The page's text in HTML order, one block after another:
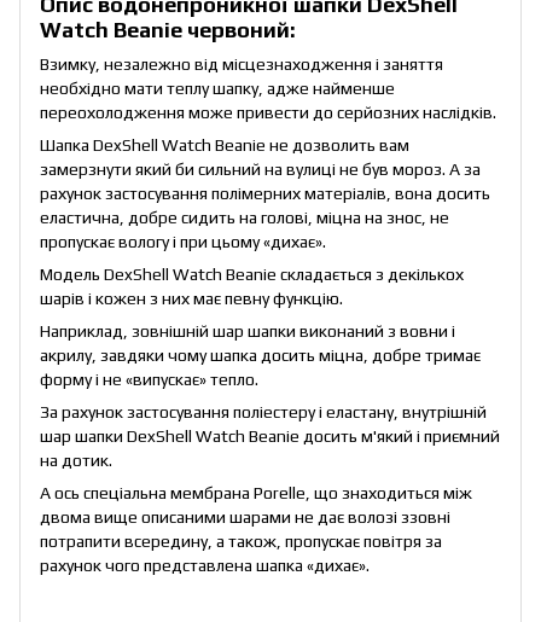
Watch Beanie червоний:
Взимку, незалежно від місцезнаходження і заняття
необхідно мати теплу шапку, адже найменше
переохолодження може привести до серйозних наслідків.
Шапка DexShell Watch Beanie не дозволить вам
замерзнути який би сильний на вулиці не був мороз. А за
рахунок застосування полімерних матеріалів, вона досить
еластична, добре сидить на голові, міцна на знос, не
пропускає вологу і при цьому «дихає».
Модель DexShell Watch Beanie складається з декількох
шарів і кожен з них має певну функцію.
Наприклад, зовнішній шар шапки виконаний з вовни і
акрилу, завдяки чому шапка досить міцна, добре тримає
форму і не «випускає» тепло.
За рахунок застосування поліестеру і еластану, внутрішній
шар шапки DexShell Watch Beanie досить м'який і приємний
на дотик.
А ось спеціальна мембрана Porelle, що знаходиться між
двома вище описаними шарами не дає волозі ззовні
потрапити всередину, а також, пропускає повітря за
рахунок чого представлена шапка «дихає».